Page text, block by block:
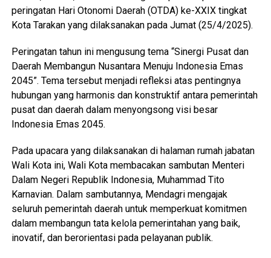
peringatan Hari Otonomi Daerah (OTDA) ke-XXIX tingkat
Kota Tarakan yang dilaksanakan pada Jumat (25/4/2025).
Peringatan tahun ini mengusung tema “Sinergi Pusat dan
Daerah Membangun Nusantara Menuju Indonesia Emas
2045”. Tema tersebut menjadi refleksi atas pentingnya
hubungan yang harmonis dan konstruktif antara pemerintah
pusat dan daerah dalam menyongsong visi besar
Indonesia Emas 2045.
Pada upacara yang dilaksanakan di halaman rumah jabatan
Wali Kota ini, Wali Kota membacakan sambutan Menteri
Dalam Negeri Republik Indonesia, Muhammad Tito
Karnavian. Dalam sambutannya, Mendagri mengajak
seluruh pemerintah daerah untuk memperkuat komitmen
dalam membangun tata kelola pemerintahan yang baik,
inovatif, dan berorientasi pada pelayanan publik.